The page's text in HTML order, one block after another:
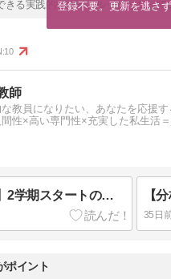
きる実践的なガイドルックとなって
10
師
な教員になりたい、あなたを応援
性×高い専門性×充実した私生活
【そのまま使える】2学期スタートの学級通信テンプレート！子供と保護者の心を掴む文例集
35日
ポイント
登録不要。更新を逃さ